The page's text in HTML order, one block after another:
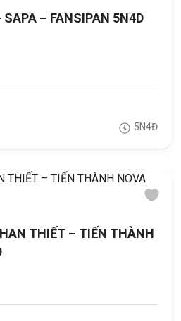
– FANSIPAN 5N4D
5N4Đ
THIẾT – TIẾN THÀNH